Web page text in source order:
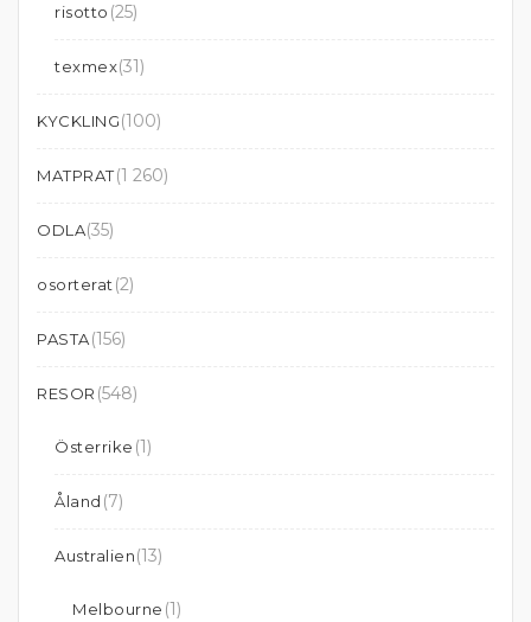
risotto (25)
texmex(31)
KYCKLING(100)
MATPRAT(1 260)
ODLA(35)
osorterat (2)
PASTA(156)
RESOR (548)
Österrike (1)
Åland (7)
Australien(13)
Melbourne (1)